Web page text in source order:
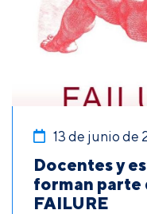
13 de junio de
Docentes y
forman parte
FAILURE